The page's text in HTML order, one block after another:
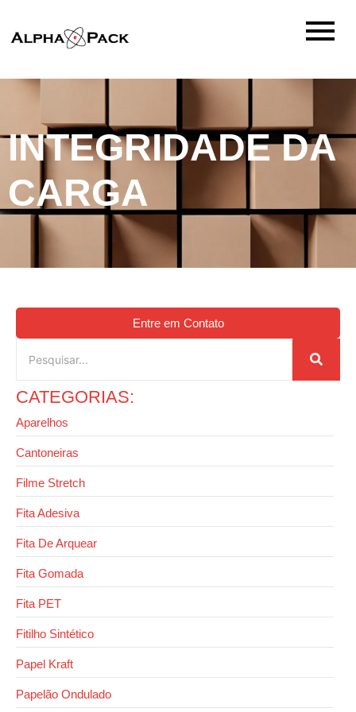
INTEGRIDADE DA
CARGA
Entre em Contato
CATEGORIAS:
Aparelhos
Cantoneiras
Filme Stretch
Fita Adesiva
Fita De Arquear
Fita Gomada
Fita PET
Fitilho Sintético
Papel Kraft
Papelão Ondulado